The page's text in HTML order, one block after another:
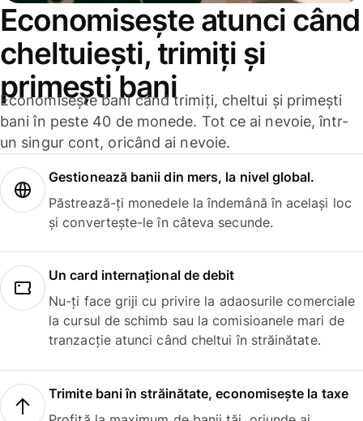
Economisește atunci când
cheltuiești, trimiți și
primești bani
Economisește bani când trimiți, cheltui și primești
bani în peste 40 de monede. Tot ce ai nevoie, într-
un singur cont, oricând ai nevoie.
Gestionează banii din mers, la nivel global.
Păstrează-ți monedele la îndemână în același loc
și convertește-le în câteva secunde.
Un card internațional de debit
Nu-ți face griji cu privire la adaosurile comerciale
la cursul de schimb sau la comisioanele mari de
tranzacție atunci când cheltui în străinătate.
Trimite bani în străinătate, economisește la taxe